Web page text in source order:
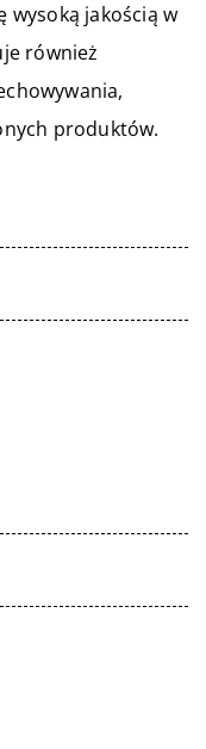
wysoką jakością w
również
produktów.